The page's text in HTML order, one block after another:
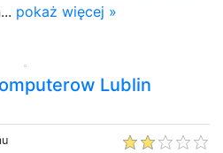
pokaż więcej »
Lublin